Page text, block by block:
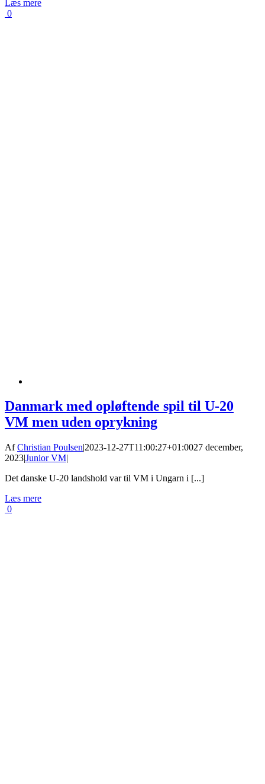
Læs mere
0
Danmark med opløftende spil til U-20
VM men uden oprykning
AfChristian Poulsen|2023-12-27T11:00:27+01:0027 december,
2023|Junior VM|
Det danske U-20 landshold var til VM i Ungarn i [...]
Læs mere
0